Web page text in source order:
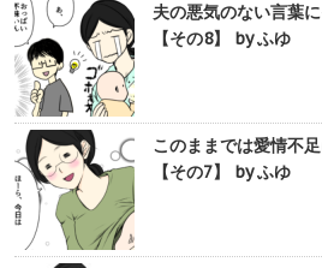
夫の悪気のない言葉
【その8】 by ふゆ
このままでは愛情不
【その7】 by ふゆ